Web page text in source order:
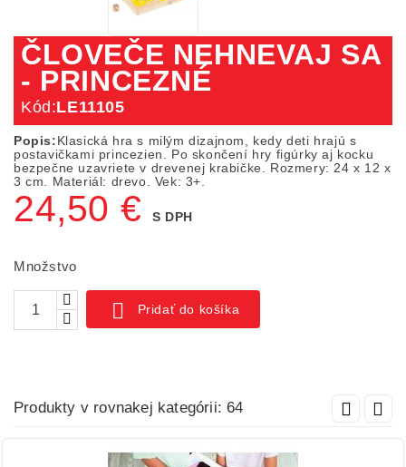
ČLOVEČE NEHNEVAJ SA
- PRINCEZNÉ
Kód:LE11105
Popis:Klasická hra s milým dizajnom, kedy deti hrajú s
postavičkami princezien. Po skončení hry figúrky aj kocku
bezpečne uzavriete v drevenej krabičke. Rozmery: 24 x 12 x
3 cm. Materiál: drevo. Vek: 3+.
24,50 € S DPH
Množstvo
 Pridať do košíka
Produkty v rovnakej kategórii: 64